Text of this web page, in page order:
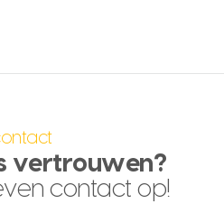
vertrouwen?
contact op!